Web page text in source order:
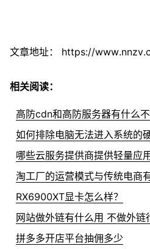
文章地址： https://
相关阅读：
高防cdn和高防服务器有什么
如何排除电脑无法进入系统的
哪些云服务提供商提供轻量应
淘工厂的运营模式与传统电商
RX6900XT显卡怎么样？
网站做外链有什么用 不做外链
拼多多开店平台抽佣多少